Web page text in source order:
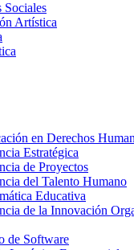
Sociales
Artística
en Derechos
Estratégica
de Proyectos
del Talento Humano
Educativa
de la Innovación
de Software